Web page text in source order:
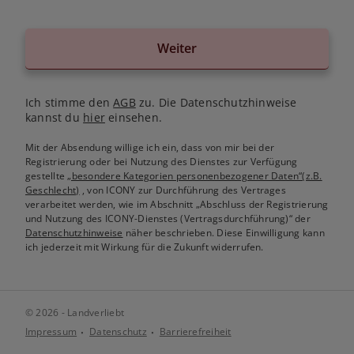
Weiter
Ich stimme denAGB zu. Die Datenschutzhinweise
kannst du hiereinsehen.
Mit der Absendung willige ich ein, dass von mir bei der
Registrierung oder bei Nutzung des Dienstes zur Verfügung
gestellte„besondere Kategorien personenbezogener Daten“(z.B.
Geschlecht) , von ICONY zur Durchführung des Vertrages
verarbeitet werden, wie im Abschnitt „Abschluss der Registrierung
und Nutzung des ICONY-Dienstes (Vertragsdurchführung)“ der
Datenschutzhinweise näher beschrieben. Diese Einwilligung kann
ich jederzeit mit Wirkung für die Zukunft widerrufen.
© 2026 - Landverliebt
Impressum
Datenschutz Barrierefreiheit